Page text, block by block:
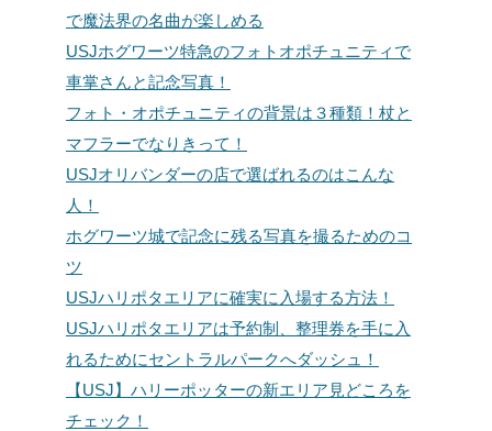
で魔法界の名曲が楽しめる
USJホグワーツ特急のフォトオポチュニティで
車掌さんと記念写真！
フォト・オポチュニティの背景は３種類！杖と
マフラーでなりきって！
USJオリバンダーの店で選ばれるのはこんな
人！
ホグワーツ城で記念に残る写真を撮るためのコ
ツ
USJハリポタエリアに確実に入場する方法！
USJハリポタエリアは予約制、整理券を手に入
れるためにセントラルパークへダッシュ！
【USJ】ハリーポッターの新エリア見どころを
チェック！